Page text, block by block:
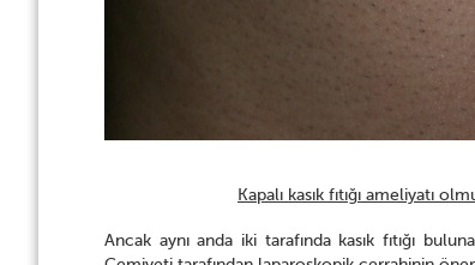
Kapalı kasık fıtığı ameliyatı
Ancak aynı anda iki tarafında kasık fıtığı